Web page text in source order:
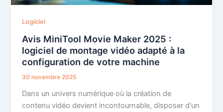
Logiciel
Avis MiniTool Movie Maker 2025 :
logiciel de montage vidéo adapté à la
configuration de votre machine
30 novembre 2025
Dans un univers numérique où la création de
contenu vidéo devient incontournable, disposer d'un